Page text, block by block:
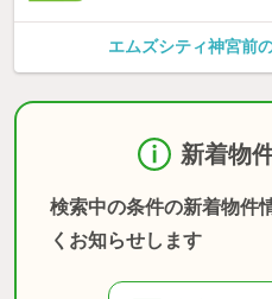
エムズシティ神宮前
新着物
検索中の条件の新着物件
くお知らせします